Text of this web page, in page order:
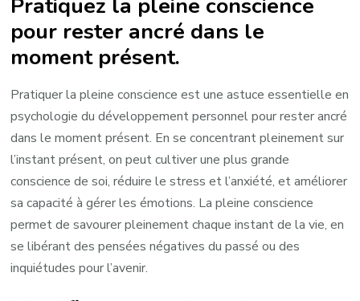
pour rester ancré dans le
moment présent.
Pratiquer la pleine conscience est une astuce essentielle en
psychologie du développement personnel pour rester ancré
dans le moment présent. En se concentrant pleinement sur
l’instant présent, on peut cultiver une plus grande
conscience de soi, réduire le stress et l’anxiété, et améliorer
sa capacité à gérer les émotions. La pleine conscience
permet de savourer pleinement chaque instant de la vie, en
se libérant des pensées négatives du passé ou des
inquiétudes pour l’avenir.